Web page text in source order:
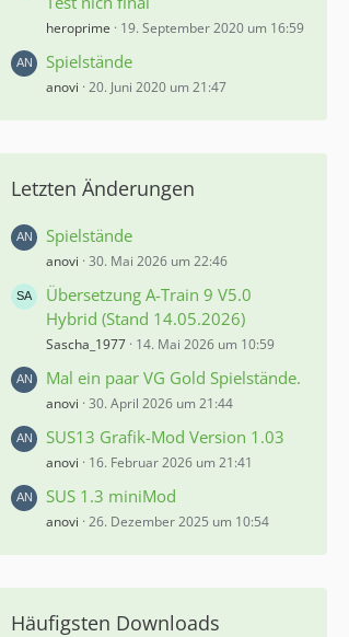
heroprime 19. September 2020 um 16:59
Spielstände
anovi 20. Juni 2020 um 21:47
Letzten Änderungen
Spielstände
anovi 30. Mai 2026 um 22:46
Übersetzung A-Train 9 V5.0
Hybrid (Stand 14.05.2026)
Sascha_1977 14. Mai 2026 um 10:59
Mal ein paar VG Gold Spielstände.
anovi 30. April 2026 um 21:44
SUS13 Grafik-Mod Version 1.03
anovi 16. Februar 2026 um 21:41
SUS 1.3 miniMod
anovi 26. Dezember 2025 um 10:54
Häufigsten Downloads